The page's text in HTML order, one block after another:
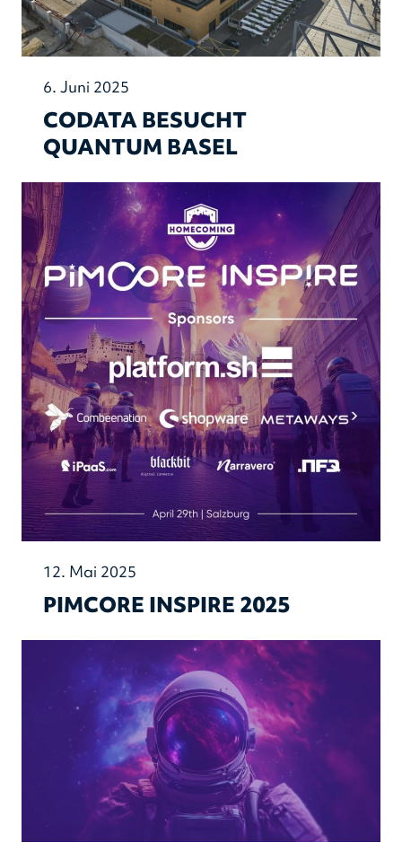
6. Juni 2025
CODATA BESUCHT
QUANTUM BASEL
12. Mai 2025
PIMCORE INSPIRE 2025